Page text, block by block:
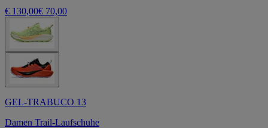
€ 130,00€ 70,00
GEL-TRABUCO 13
Damen Trail-Laufschuhe